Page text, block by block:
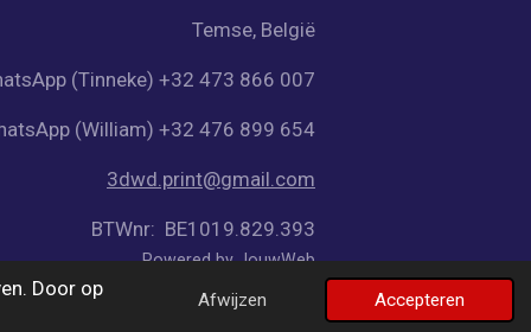
Door op
Afwijzen Accepteren
Temse, België
(Tinneke) +32 473 866 007
(William) +32 476 899 654
3dwd.print@gmail.com
BTWnr: BE1019.829.393
Powered byJouwWeb